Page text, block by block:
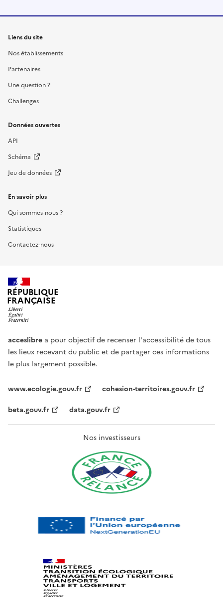
Liens du site
Nos établissements
Partenaires
Une question ?
Challenges
Données ouvertes
API
Schéma
Jeu de données
En savoir plus
Qui sommes-nous ?
Statistiques
Contactez-nous
RÉPUBLIQUE
FRANÇAISE
acceslibre a pour objectif de recenser l'accessibilité de tous
les lieux recevant du public et de partager ces informations
le plus largement possible.
www.ecologie.gouv.fr
cohesion-territoires.gouv.fr
beta.gouv.fr
data.gouv.fr
Nos investisseurs